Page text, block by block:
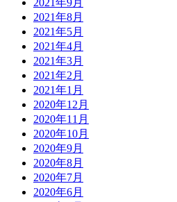
2021年8月
2021年5月
2021年4月
2021年3月
2021年2月
2021年1月
2020年12月
2020年11月
2020年10月
2020年9月
2020年8月
2020年7月
2020年6月